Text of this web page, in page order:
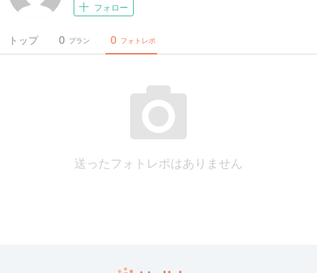
フォロー
トップ プラン
0 フォトレポ
0
送ったフォトレポはありません